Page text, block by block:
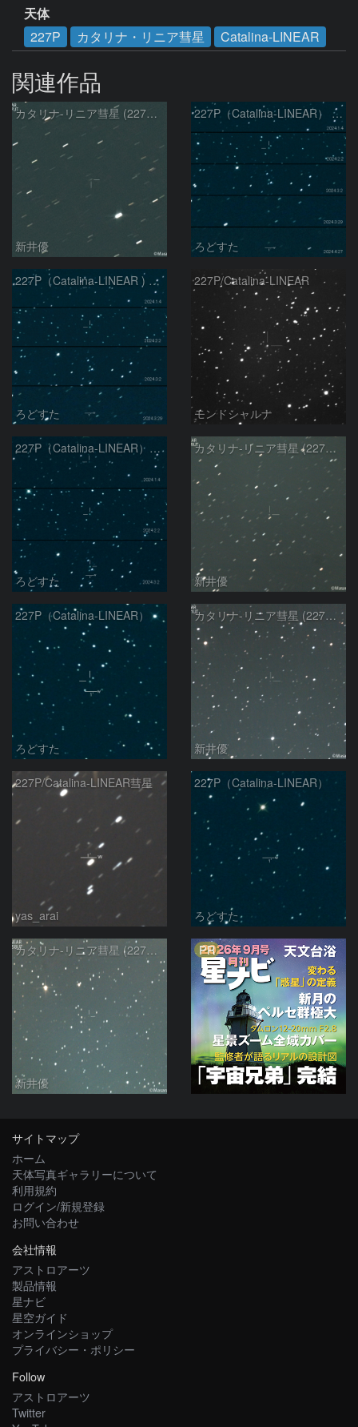
天体
227P
カタリナ・リニア彗星 Catalina-LINEAR
関連作品
カタリナ-リニア彗星 (227P)：2024/05/02
新井優
227P（Catalina-LINEAR） の変化
ろどすた
227P（Catalina-LINEAR ) の変化
ろどすた
227P/Catalina-LINEAR
モンドシャルナ
227P（Catalina-LINEAR）の変化
ろどすた
カタリナ-リニア彗星 (227P)：2024/03/03
新井優
227P（Catalina-LINEAR）
ろどすた
カタリナ-リニア彗星 (227P)：2024/01/15
新井優
227P/Catalina-LINEAR彗星
yas_arai
227P（Catalina-LINEAR）
ろどすた
カタリナ-リニア彗星 (227P)：2023/12/23
新井優
PR
サイトマップ
ホーム
天体写真ギャラリーについて
利用規約
ログイン/新規登録
お問い合わせ
会社情報
アストロアーツ
製品情報
星ナビ
星空ガイド
オンラインショップ
プライバシー・ポリシー
Follow
アストロアーツ
Twitter